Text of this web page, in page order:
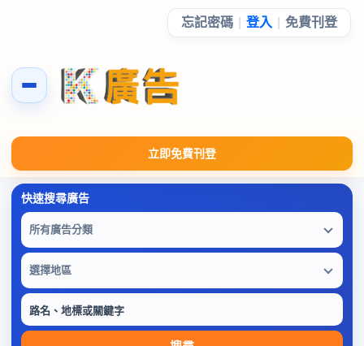
立即免費刊登
忘記密碼 登入 免費刊登
所有廣告分類
選擇地區